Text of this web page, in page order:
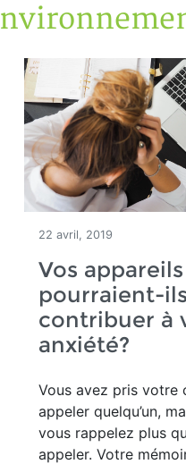
22 avril, 2019
Vos
pourraient-ils
contribuer à
anxiété?
Vous avez pris votre
appeler quelqu’un,
vous rappelez plus
appeler. Votre